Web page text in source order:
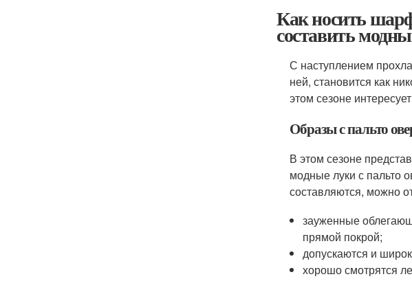
Как носить шарф
составить
С наступлением
ней, становится как
этом сезоне
Образы с пальто
В этом сезоне
модные луки с пальто
составляются, можно
зауженные
прямой покрой;
допускаются и
хорошо смотрятся